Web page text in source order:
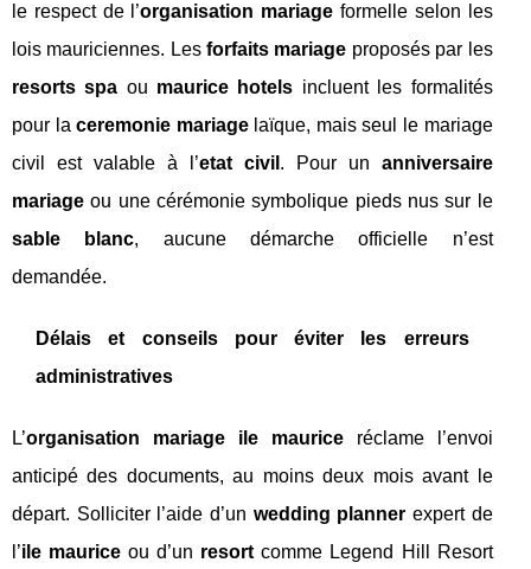
le respect de l’organisation mariage formelle selon les
lois mauriciennes. Lesforfaits mariage proposés par les
resorts spa ou maurice hotels incluent les formalités
pour laceremonie mariagelaïque, mais seul le mariage
civil est valable à l’etat civil . Pour un anniversaire
mariage ou une cérémonie symbolique pieds nus sur le
sable blanc, aucune démarche officielle n’est
demandée.
Délais et conseils pour éviter les erreurs
administratives
L’organisation mariage ile mauriceréclame l’envoi
anticipé des documents, au moins deux mois avant le
départ. Solliciter l’aide d’un wedding planner expert de
l’ile maurice ou d’un resort comme Legend Hill Resort